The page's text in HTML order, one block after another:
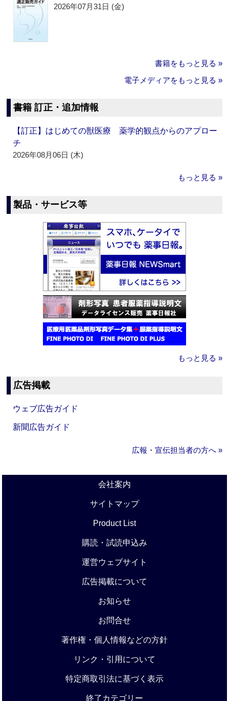
2026年07月31日 (金)
書籍をもっと見る »
電子メディアをもっと見る »
書籍 訂正・追加情報
【訂正】はじめての獣医療 薬学的観点からのアプロー
チ
2026年08月06日 (木)
もっと見る »
製品・サービス等
もっと見る »
広告掲載
ウェブ広告ガイド
新聞広告ガイド
広報・宣伝担当者の方へ »
会社案内
サイトマップ
Product List
購読・試読申込み
運営ウェブサイト
広告掲載について
お知らせ
お問合せ
著作権・個人情報などの方針
リンク・引用について
特定商取引法に基づく表示
終了カテゴリー